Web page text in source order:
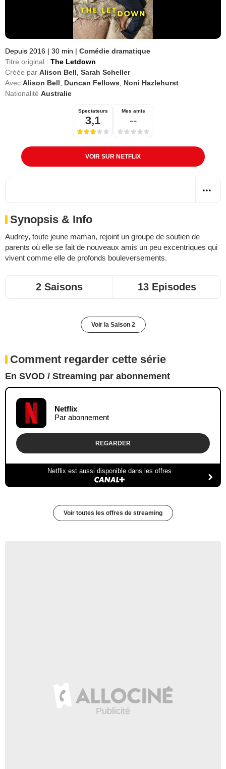
Depuis 2016 | 30 min | Comédie dramatique
Titre original : The Letdown
Créée par Alison Bell Sarah Scheller
Avec Alison Bell Duncan Fellows
Noni Hazlehurst
Nationalité Australie
Spectateurs
3,1
Mes amis
--
VOIR SUR NETFLIX
Synopsis & Info
Audrey, toute jeune maman, rejoint un groupe de soutien de
parents où elle se fait de nouveaux amis un peu excentriques qui
vivent comme elle de profonds bouleversements.
2 Saisons 13 Episodes
Voir la Saison 2
Comment regarder cette série
En SVOD / Streaming par abonnement
Netflix
Par abonnement
REGARDER
Netflix est aussi disponible dans les offres
Voir toutes les offres de streaming